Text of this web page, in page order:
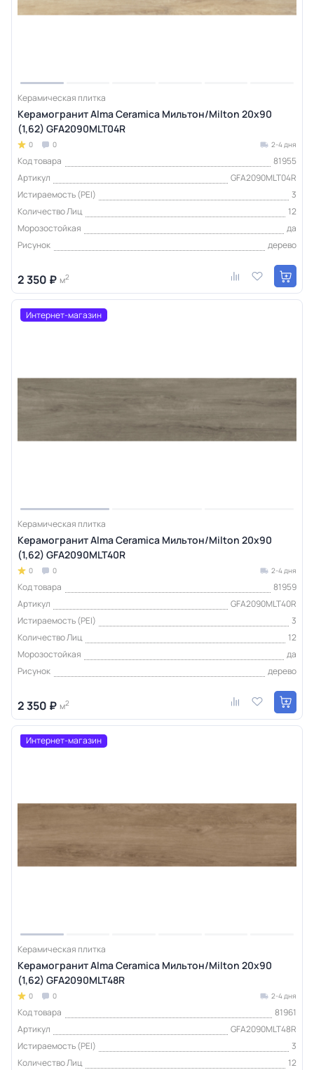
Керамическая плитка
Керамогранит Alma Ceramica Мильтон/Milton 20х90
(1,62) GFA2090MLT04R
0 0 2-4 дня
Код товара
81955
Артикул
GFA2090MLT04R
Истираемость (PEI)
3
Количество Лиц
12
Морозостойкая
да
Рисунок
дерево
2 350 ₽ м2
Интернет-магазин
Керамическая плитка
Керамогранит Alma Ceramica Мильтон/Milton 20х90
(1,62) GFA2090MLT40R
0 0 2-4 дня
Код товара
81959
Артикул
GFA2090MLT40R
Истираемость (PEI)
3
Количество Лиц
12
Морозостойкая
да
Рисунок
дерево
2 350 ₽ м2
Интернет-магазин
Керамическая плитка
Керамогранит Alma Ceramica Мильтон/Milton 20х90
(1,62) GFA2090MLT48R
0 0 2-4 дня
Код товара
81961
Артикул
GFA2090MLT48R
Истираемость (PEI)
3
Количество Лиц
12